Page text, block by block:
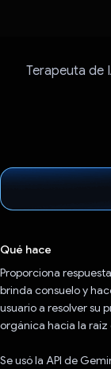
Terapeuta de
Qué hace
Proporciona
brinda consuelo y
usuario a resolver su
orgánica hacia la raíz
Se usó la API de